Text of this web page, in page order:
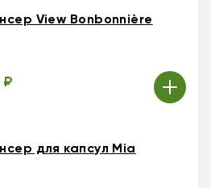
View Bonbonnière
₽
для капсул Mia